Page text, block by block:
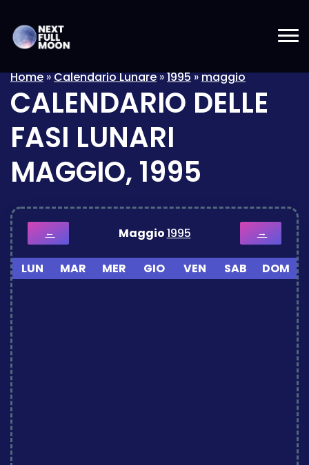
Home»Calendario Lunare»1995»maggio
CALENDARIO DELLE
FASI LUNARI
MAGGIO, 1995
← Maggio1995 →
LUN MAR MER GIO VEN SAB DOM